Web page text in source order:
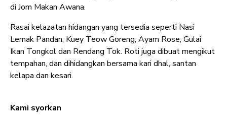
di Jom Makan Awana.
Rasai kelazatan hidangan yang tersedia seperti Nasi
Lemak Pandan, Kuey Teow Goreng, Ayam Rose, Gulai
Ikan Tongkol dan Rendang Tok. Roti juga dibuat mengikut
tempahan, dan dihidangkan bersama kari dhal, santan
kelapa dan kesari.
Kami syorkan